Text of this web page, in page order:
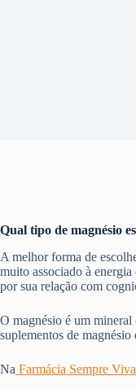
Qual tipo de magnésio
A melhor forma de
muito associado à
por sua relação com
O magnésio é um mineral
suplementos de
Na Farmácia Sempre Viva